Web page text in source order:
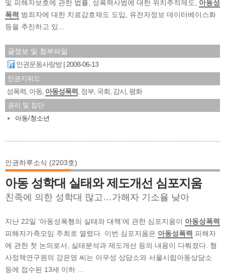
및 피해자보호에 관한 법률, 성폭력사범에 대한 위치추적제도, 아동성
폭력 범죄자에 대한 치료감호제도 도입, 유전자정보 데이터베이스화
등을 추진하고 있...
글정보 및 첨부파일
인권운동사랑방
2008-06-13
인권키워드
성폭력 아동 아동성폭력 정부 국회 감시 평화
권리 및 집단
아동/청소년
인권하루소식 (2203호)
아동 성학대 실태와 제도개선 심포지움
친족에 의한 성학대 많고…가해자 기소율 낮아
지난 22일 ‘아동성폭행의 실태와 대책’에 관한 심포지움이 아동성폭력
피해자가족모임 주최로 열렸다. 이번 심포지움은 아동성폭력 피해자
에 관한 첫 논의로서, 실태분석과 제도개선 등의 내용이 다뤄졌다. 형
사정책연구원의 강은영 씨는 아우성 상담소와 서울시립아동상담소
등에 접수된 13세 이하 ...